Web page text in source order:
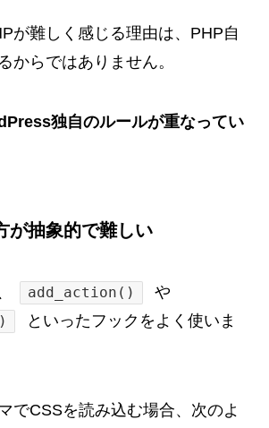
が難しく感じる理由は、PHP自
からではありません。
独自のルールが重なってい
が抽象的で難しい
add_action() や
といったフックをよく使いま
でCSSを読み込む場合、次のよ